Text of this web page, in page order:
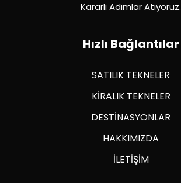
Kararlı Adımlar Atıyoruz.
Hızlı Bağlantılar
SATILIK TEKNELER
KİRALIK TEKNELER
DESTİNASYONLAR
HAKKIMIZDA
İLETİŞİM